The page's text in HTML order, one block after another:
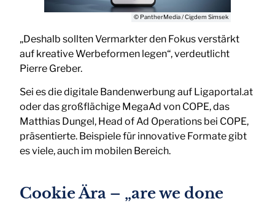
© PantherMedia / Cigdem Simsek
„Deshalb sollten Vermarkter den Fokus verstärkt
auf kreative Werbeformen legen“, verdeutlicht
Pierre Greber.
Sei es die digitale Bandenwerbung auf Ligaportal.at
oder das großflächige MegaAd von COPE, das
Matthias Dungel, Head of Ad Operations bei COPE,
präsentierte. Beispiele für innovative Formate gibt
es viele, auch im mobilen Bereich.
Cookie Ära – „are we done